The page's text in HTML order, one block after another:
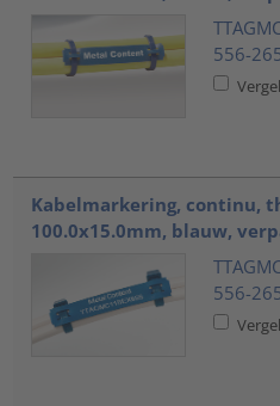
556-
Kabelmarkering, continu,
100.0x15.0mm, blauw,
556-